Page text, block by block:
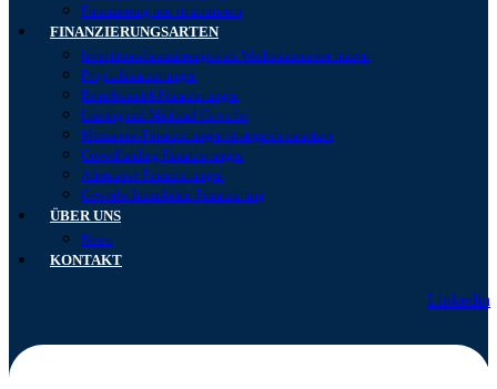
Finanzierung neu strukturieren
FINANZIERUNGSARTEN
Investitionsfinanzierungen als Wachstumsmotor nutzen
Projektfinanzierungen
Betriebsmittel-Finanzierungen
Leasing und Mietkauf Gewerbe
Mezzanine-Finanzierungen strategisch einsetzen
Crowdfunding Finanzierungen
Alternative Finanzierungen
Gewerbe Immobilien Finanzierung
ÜBER UNS
News
KONTAKT
Linkedin